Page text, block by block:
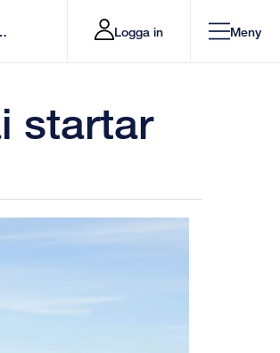
Logga in Meny
startar